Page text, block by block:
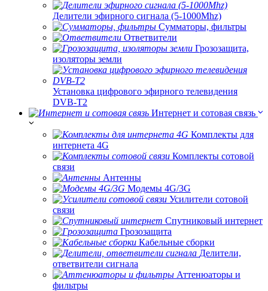
Делители эфирного сигнала (5-1000Mhz)
Сумматоры, фильтры
Ответвители
Грозозащита,
изоляторы земли
Установка цифрового эфирного телевидения
DVB-T2
Интернет и сотовая связь
Комплекты для
интернета 4G
Комплекты сотовой
связи
Антенны
Модемы 4G/3G
Усилители сотовой
связи
Спутниковый интернет
Грозозащита
Кабельные сборки
Делители,
ответвители сигнала
Аттенюаторы и
фильтры